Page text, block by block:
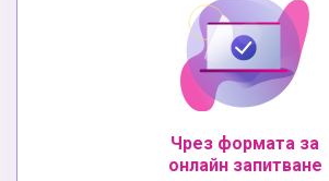
Чрез формата за
онлайн запитване